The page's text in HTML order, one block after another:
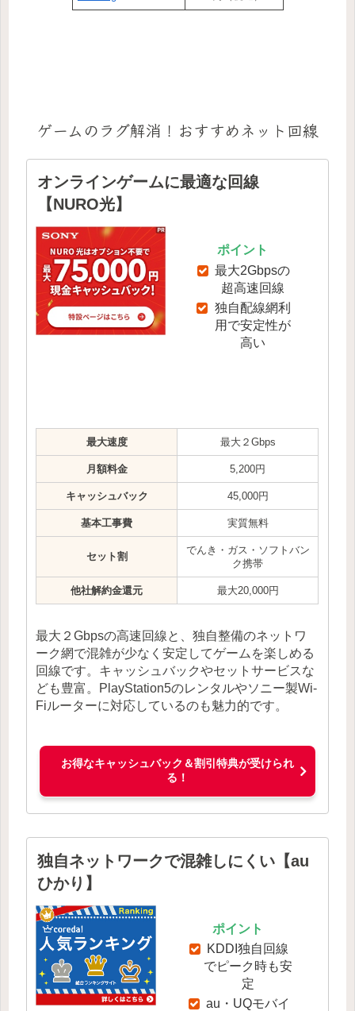
ゲームのラグ解消！おすすめネット回線
オンラインゲームに最適な回線
【NURO光】
ポイント
最大2Gbpsの
超高速回線
独自配線網利
用で安定性が
高い
最大速度 最大２Gbps
月額料金 5,200円
キャッシュバック 45,000円
基本工事費 実質無料
セット割
でんき・ガス・ソフトバン
ク携帯
他社解約金還元 最大20,000円
最大２Gbpsの高速回線と、独自整備のネットワ
ーク網で混雑が少なく安定してゲームを楽しめる
回線です。キャッシュバックやセットサービスな
ども豊富。PlayStation5のレンタルやソニー製Wi-
Fiルーターに対応しているのも魅力的です。
お得なキャッシュバック＆割引特典が受けられ
る！
独自ネットワークで混雑しにくい【au
ひかり】
ポイント
KDDI独自回線
でピーク時も安
定
au・UQモバイ